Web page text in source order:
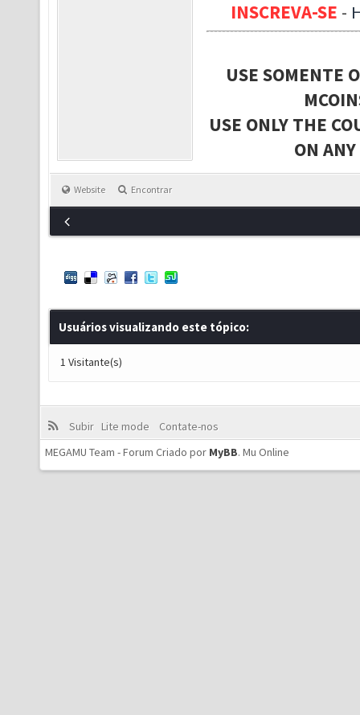
INSCREVA-SE -
USE SOMENTE
USE ONLY THE
ON
Website Encontrar
Usuários visualizando este tópico:
1 Visitante(s)
Subir Lite mode
Contate-nos
MEGAMU Team - Forum Criado por MyBB. Mu Online